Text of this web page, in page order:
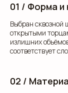
01 / Форма и
Выбран сквозной
открытыми
излишних
соответствует
02 /